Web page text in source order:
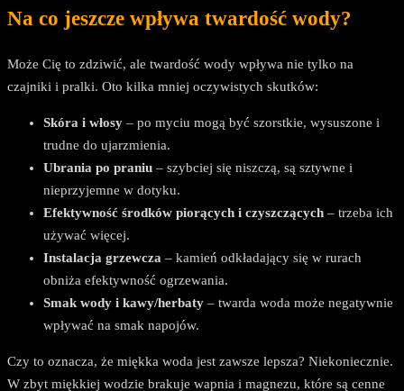
Na co jeszcze wpływa twardość wody?
Może Cię to zdziwić, ale twardość wody wpływa nie tylko na
czajniki i pralki. Oto kilka mniej oczywistych skutków:
Skóra i włosy – po myciu mogą być szorstkie, wysuszone i
trudne do ujarzmienia.
Ubrania po praniu – szybciej się niszczą, są sztywne i
nieprzyjemne w dotyku.
Efektywność środków piorących i czyszczących – trzeba ich
używać więcej.
Instalacja grzewcza – kamień odkładający się w rurach
obniża efektywność ogrzewania.
Smak wody i kawy/herbaty – twarda woda może negatywnie
wpływać na smak napojów.
Czy to oznacza, że miękka woda jest zawsze lepsza? Niekoniecznie.
W zbyt miękkiej wodzie brakuje wapnia i magnezu, które są cenne